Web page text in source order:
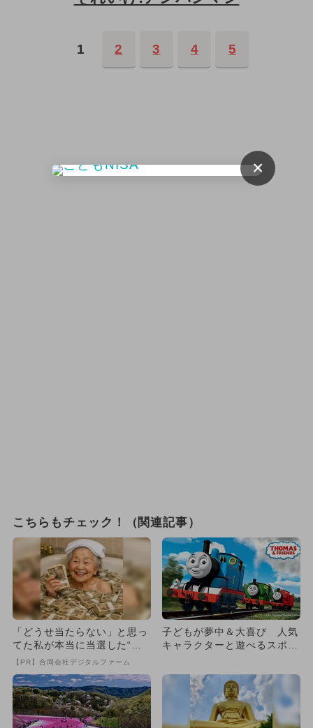
1 2 3 4 5
こちらもチェック！（関連記事）
「どうせ当たらない」と思っ
てた私が本当に当選した“買
い方”がこれ
【PR】合同会社デジタルファーム
子どもが夢中＆大喜び 人気
キャラクターと遊べるスポッ
×